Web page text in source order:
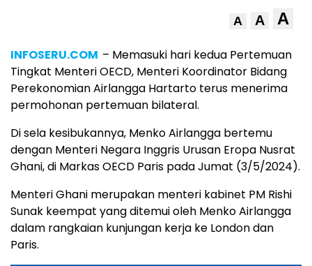
A A A
INFOSERU.COM – Memasuki hari kedua Pertemuan
Tingkat Menteri OECD, Menteri Koordinator Bidang
Perekonomian Airlangga Hartarto terus menerima
permohonan pertemuan bilateral.
Di sela kesibukannya, Menko Airlangga bertemu
dengan Menteri Negara Inggris Urusan Eropa Nusrat
Ghani, di Markas OECD Paris pada Jumat (3/5/2024).
Menteri Ghani merupakan menteri kabinet PM Rishi
Sunak keempat yang ditemui oleh Menko Airlangga
dalam rangkaian kunjungan kerja ke London dan
Paris.